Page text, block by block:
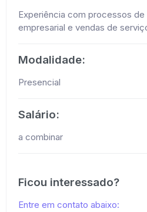
Experiência com processos
empresarial e vendas de
Modalidade:
Presencial
Salário:
a combinar
Ficou interessado?
Entre em contato abaixo: